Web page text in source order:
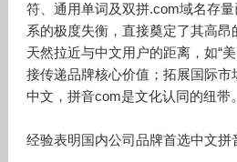
符、通用单词及双拼.com域名存
系的极度失衡，直接奠定了其高
天然拉近与中文用户的距离，如“
接传递品牌核心价值；拓展国际市
中文，拼音com是文化认同的纽带。
经验表明国内公司品牌首选中文拼